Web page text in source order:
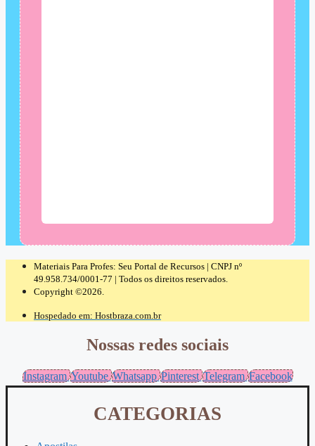
Materiais Para Profes: Seu Portal de Recursos | CNPJ nº
49.958.734/0001-77 | Todos os direitos reservados.
Copyright ©2026.
Hospedado em: Hostbraza.com.br
Nossas redes sociais
Instagram Youtube Whatsapp Pinterest Telegram Facebook
CATEGORIAS